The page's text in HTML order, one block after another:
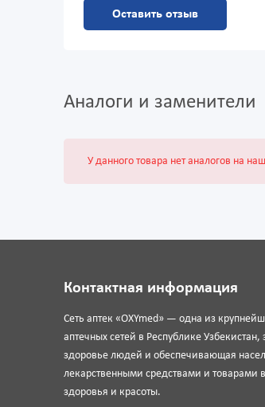
Оставить отзыв
Аналоги и заменители
У данного товара нет аналогов на
Контактная информация
Сеть аптек «OXYmed» — одна из
аптечных сетей в Республике Узбекистан,
здоровье людей и обеспечивающая
лекарственными средствами и товарами
здоровья и красоты.